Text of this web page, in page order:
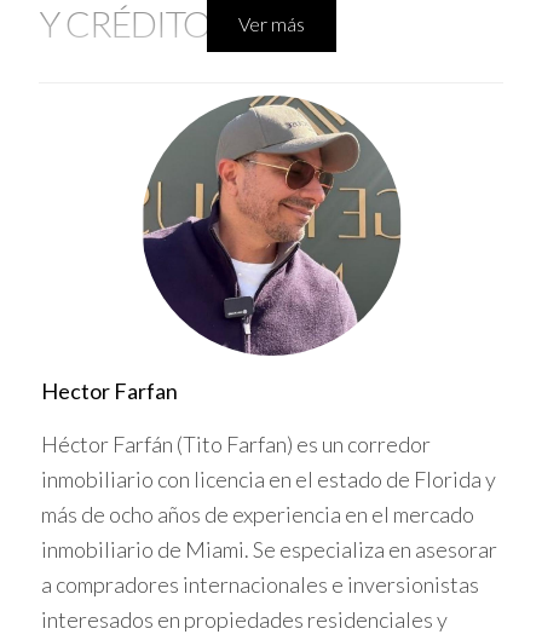
Y CRÉDITO
consiste en confirmar su capacidad financiera para
cumplir con las obligaciones mensuales. La verificación
de ingresos asegura que el candidato dispone de los
recursos suficientes, mientras que la revisión del historial
crediticio revela su comportamiento financiero pasado.
Importancia de los ingresos estables
Para garantizar que un inquilino pueda pagar
puntualmente, es recomendable que sus ingresos
Esto no solo refleja solvencia sino también un margen
para imprevistos.
Análisis del historial crediticio
Una buena puntuación crediticia indica responsabilidad
financiera, mientras que registros negativos pueden ser
Ver más
Hector Farfan
Héctor Farfán (Tito Farfan) es un corredor
inmobiliario con licencia en el estado de Florida y
más de ocho años de experiencia en el mercado
inmobiliario de Miami. Se especializa en asesorar
a compradores internacionales e inversionistas
interesados en propiedades residenciales y